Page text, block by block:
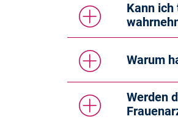
Kann
Warum
Werden